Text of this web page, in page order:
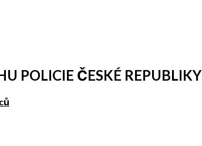
POLICIE ČESKÉ REPUBLIKY